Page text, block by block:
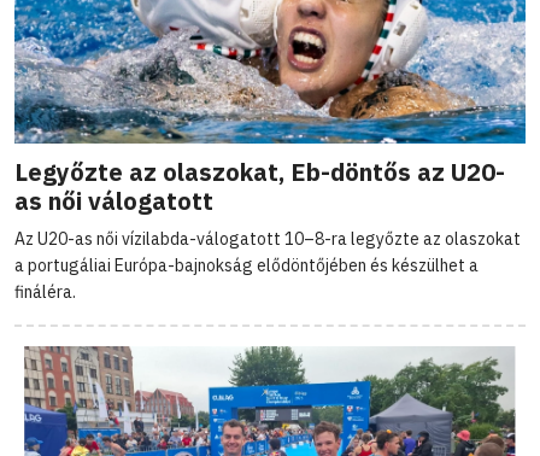
Legyőzte az olaszokat, Eb-döntős az U20-
as női válogatott
Az U20-as női vízilabda-válogatott 10–8-ra legyőzte az olaszokat
a portugáliai Európa-bajnokság elődöntőjében és készülhet a
fináléra.